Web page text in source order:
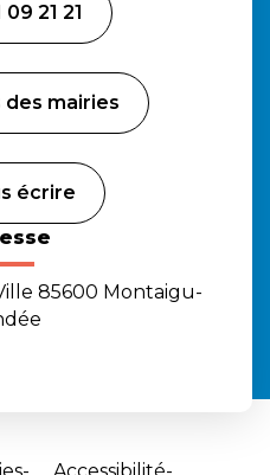
le
compte
la
chaîne
09 21 21
des mairies
écrire
85600 Montaigu-